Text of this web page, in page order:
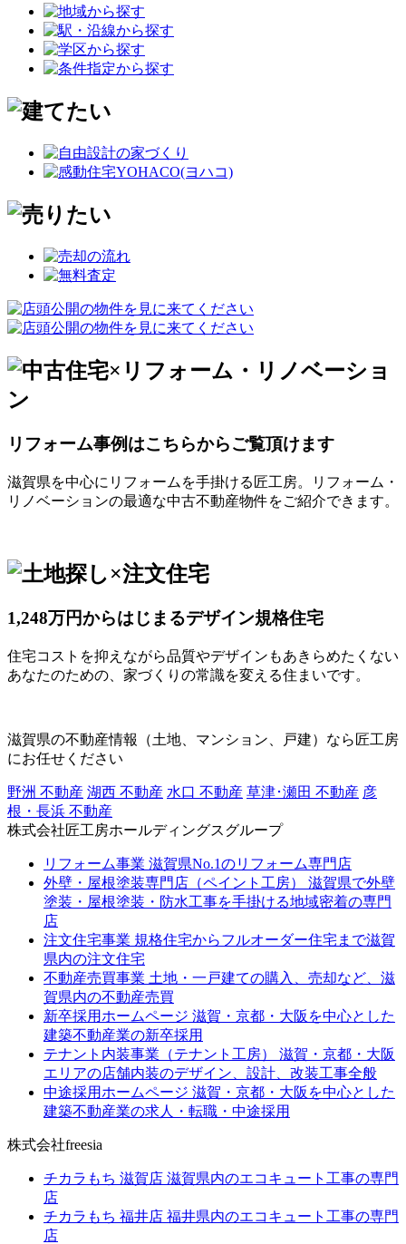
リフォーム事例はこちらからご覧頂けます
滋賀県を中心にリフォームを手掛ける匠工房。リフォーム・
リノベーションの最適な中古不動産物件をご紹介できます。
1,248万円からはじまるデザイン規格住宅
住宅コストを抑えながら品質やデザインもあきらめたくない
あなたのための、家づくりの常識を変える住まいです。
滋賀県の不動産情報（土地、マンション、戸建）なら匠工房
にお任せください
野洲 不動産 湖西 不動産 水口 不動産 草津･瀬田 不動産 彦
根・長浜 不動産
株式会社匠工房ホールディングスグループ
リフォーム事業 滋賀県No.1のリフォーム専門店
外壁・屋根塗装専門店（ペイント工房）
滋賀県で外壁
塗装・屋根塗装・防水工事を手掛ける地域密着の専門
店
注文住宅事業 規格住宅からフルオーダー住宅まで滋賀
県内の注文住宅
不動産売買事業 土地・一戸建ての購入、売却など、滋
賀県内の不動産売買
新卒採用ホームページ 滋賀・京都・大阪を中心とした
建築不動産業の新卒採用
テナント内装事業（テナント工房）
滋賀・京都・大阪
エリアの店舗内装のデザイン、設計、改装工事全般
中途採用ホームページ 滋賀・京都・大阪を中心とした
建築不動産業の求人・転職・中途採用
株式会社freesia
チカラもち 滋賀店 滋賀県内のエコキュート工事の専門
店
チカラもち 福井店 福井県内のエコキュート工事の専門
店